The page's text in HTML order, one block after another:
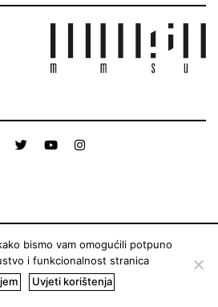
bismo vam omogućili potpuno
i funkcionalnost stranica
Uvjeti korištenja